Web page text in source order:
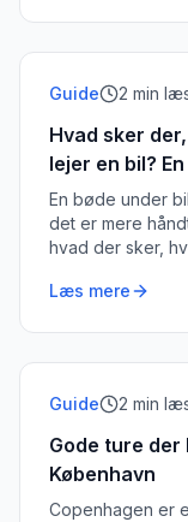
Guide 2 min
Hvad sker
lejer en bil?
En bøde under
det er mere
hvad der sker,
Læs mere
Guide 2 min
Gode ture
København
Copenhagen er